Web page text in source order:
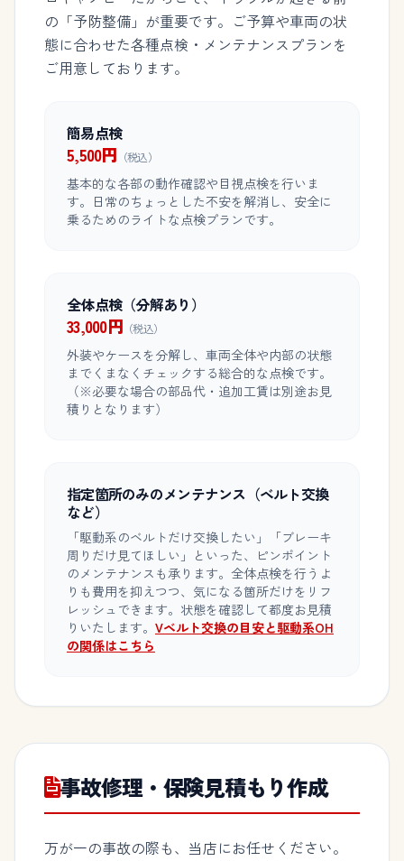
の「予防整備」が重要です。ご予算や車両の状
態に合わせた各種点検・メンテナンスプランを
ご用意しております。
簡易点検
5,500円 （税込）
基本的な各部の動作確認や目視点検を行いま
す。日常のちょっとした不安を解消し、安全に
乗るためのライトな点検プランです。
全体点検（分解あり）
33,000円 （税込）
外装やケースを分解し、車両全体や内部の状態
までくまなくチェックする総合的な点検です。
（※必要な場合の部品代・追加工賃は別途お見
積りとなります）
指定箇所のみのメンテナンス（ベルト交換
など）
「駆動系のベルトだけ交換したい」「ブレーキ
周りだけ見てほしい」といった、ピンポイント
のメンテナンスも承ります。全体点検を行うよ
りも費用を抑えつつ、気になる箇所だけをリフ
レッシュできます。状態を確認して都度お見積
りいたします。 Vベルト交換の目安と駆動系OH
の関係はこちら
事故修理・保険見積もり作成
万が一の事故の際も、当店にお任せください。